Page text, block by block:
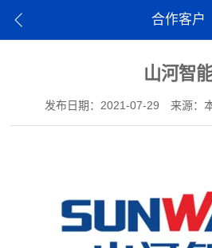
合作客户
山河智
发布日期：2021-07-29 来源：